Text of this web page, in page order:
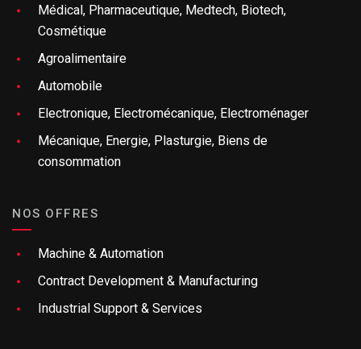
Médical, Pharmaceutique, Medtech, Biotech,
Cosmétique
Agroalimentaire
Automobile
Electronique, Electromécanique, Electroménager
Mécanique, Energie, Plasturgie, Biens de
consommation
NOS OFFRES
Machine & Automation
Contract Development & Manufacturing
Industrial Support & Services